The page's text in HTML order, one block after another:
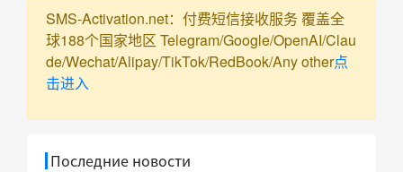
SMS-Activation.net：付费短信接收服务 覆盖全
球188个国家地区 Telegram/Google/OpenAI/Clau
de/Wechat/Alipay/TikTok/RedBook/Any other点
击进入
Последние новости